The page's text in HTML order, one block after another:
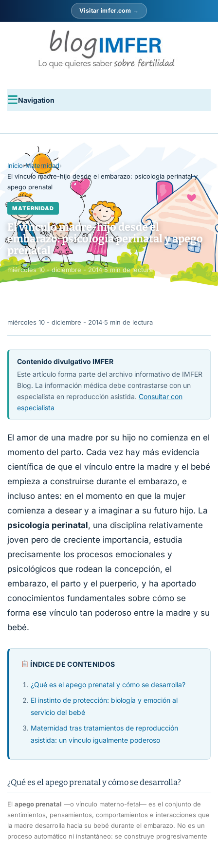
Visitar imfer.com →
Navigation
Inicio›Maternidad›
El vínculo madre-hijo desde el embarazo: psicología perinatal y
apego prenatal
MATERNIDAD
El vínculo madre-hijo desde el
embarazo: psicología perinatal y apego
prenatal
miércoles 10 - diciembre - 2014·5 min de lectura
miércoles 10 - diciembre - 2014·5 min de lectura
Contenido divulgativo IMFER
Este artículo forma parte del archivo informativo de IMFER
Blog. La información médica debe contrastarse con un
especialista en reproducción asistida. Consultar con
especialista
El amor de una madre por su hijo no comienza en el
momento del parto. Cada vez hay más evidencia
científica de que el vínculo entre la madre y el bebé
empieza a construirse durante el embarazo, e
incluso antes: en el momento en que la mujer
comienza a desear y a imaginar a su futuro hijo. La
psicología perinatal, una disciplina relativamente
joven pero de creciente importancia, estudia
precisamente los procesos emocionales y
psicológicos que rodean la concepción, el
embarazo, el parto y el puerperio, y ha aportado
conocimientos fundamentales sobre cómo se
forma ese vínculo tan poderoso entre la madre y su
bebé.
ÍNDICE DE CONTENIDOS
¿Qué es el apego prenatal y cómo se desarrolla?
El instinto de protección: biología y emoción al
servicio del bebé
Maternidad tras tratamientos de reproducción
asistida: un vínculo igualmente poderoso
¿Qué es el apego prenatal y cómo se desarrolla?
El apego prenatal —o vínculo materno-fetal— es el conjunto de
sentimientos, pensamientos, comportamientos e interacciones que
la madre desarrolla hacia su bebé durante el embarazo. No es un
proceso automático ni instantáneo: se construye progresivamente